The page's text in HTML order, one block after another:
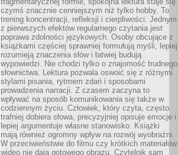
czymś znacznie cenniejszym niż tylko hobby. To
trening koncentracji, refleksji i cierpliwości. Jednym
z pierwszych efektów regularnego czytania jest
poprawa zdolności językowych. Osoby obcujące z
książkami częściej sprawniej formułują myśli, lepiej
rozumieją znaczenia słów i łatwiej budują
wypowiedzi. Nie chodzi tylko o znajomość trudnego
słownictwa. Lektura pozwala oswoić się z różnymi
stylami pisania, rytmem zdań i sposobami
prowadzenia narracji. Z czasem zaczyna to
wpływać na sposób komunikowania się także w
codziennym życiu. Człowiek, który czyta, często
trafniej dobiera słowa, precyzyjniej opisuje emocje i
lepiej argumentuje własne stanowisko. Książki
mają również ogromny wpływ na rozwój wyobraźni.
W przeciwieństwie do filmu czy krótkich materiałów
wideo nie dają gotowego obrazu. Czytelnik sam